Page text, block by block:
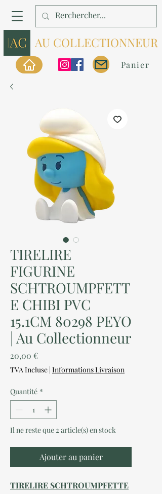
AU COLLECTIONNEUR
Panier
TIRELIRE
FIGURINE
SCHTROUMPFETT
E CHIBI PVC
15.1CM 80298 PEYO
| Au Collectionneur
20,00 €Prix
TVA Incluse | Informations Livraison
Quantité *
Il ne reste que 2 article(s) en stock
Ajouter au panier
TIRELIRE SCHTROUMPFETTE